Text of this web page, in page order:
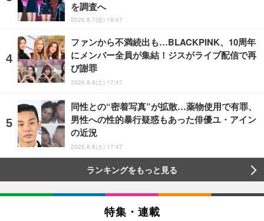
を調査へ
2026.8.7(金) 18:47
ファンから不満続出も…BLACKPINK、10周年
にメンバー全員が集結！ジスがライブ配信で再
び謝罪
2026.8.8(土) 17:47
同性との“密着写真”が拡散…薬物使用で有罪、
男性への性的暴行疑惑もあった俳優ユ・アイン
の近況
2026.8.8(土) 17:47
ランキングをもっと見る
特集・連載